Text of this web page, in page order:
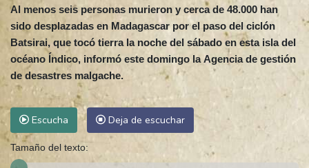
Al menos seis personas murieron y cerca de 48.000 han
sido desplazadas en Madagascar por el paso del ciclón
Batsirai, que tocó tierra la noche del sábado en esta isla del
océano Índico, informó este domingo la Agencia de gestión
de desastres malgache.
Escucha Deja de escuchar
Tamaño del texto: